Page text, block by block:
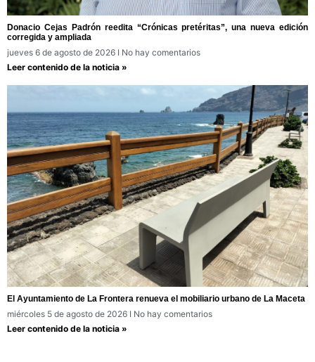
Donacio Cejas Padrón reedita “Crónicas pretéritas”, una nueva edición
corregida y ampliada
jueves 6 de agosto de 2026
No hay comentarios
Leer contenido de la noticia »
El Ayuntamiento de La Frontera renueva el mobiliario urbano de La Maceta
miércoles 5 de agosto de 2026
No hay comentarios
Leer contenido de la noticia »